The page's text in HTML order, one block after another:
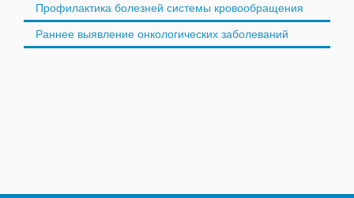
Профилактика болезней системы кровообращения
Раннее выявление онкологических заболеваний